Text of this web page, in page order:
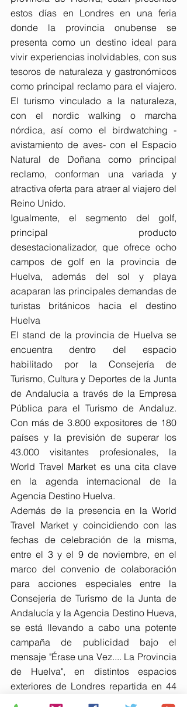
estos días en Londres en una feria
donde la provincia onubense se
presenta como un destino ideal para
vivir experiencias inolvidables, con sus
tesoros de naturaleza y gastronómicos
como principal reclamo para el viajero.
El turismo vinculado a la naturaleza,
con el nordic walking o marcha
nórdica, así como el birdwatching -
avistamiento de aves- con el Espacio
Natural de Doñana como principal
reclamo, conforman una variada y
atractiva oferta para atraer al viajero del
Reino Unido.
Igualmente, el segmento del golf,
principal producto
desestacionalizador, que ofrece ocho
campos de golf en la provincia de
Huelva, además del sol y playa
acaparan las principales demandas de
turistas británicos hacia el destino
Huelva
El stand de la provincia de Huelva se
encuentra dentro del espacio
habilitado por la Consejería de
Turismo, Cultura y Deportes de la Junta
de Andalucía a través de la Empresa
Pública para el Turismo de Andaluz.
Con más de 3.800 expositores de 180
países y la previsión de superar los
43.000 visitantes profesionales, la
World Travel Market es una cita clave
en la agenda internacional de la
Agencia Destino Huelva.
Además de la presencia en la World
Travel Market y coincidiendo con las
fechas de celebración de la misma,
entre el 3 y el 9 de noviembre, en el
marco del convenio de colaboración
para acciones especiales entre la
Consejería de Turismo de la Junta de
Andalucía y la Agencia Destino Hueva,
se está llevando a cabo una potente
campaña de publicidad bajo el
mensaje "Érase una Vez.... La Provincia
de Huelva", en distintos espacios
exteriores de Londres repartida en 44
pantallas digitales que estarán